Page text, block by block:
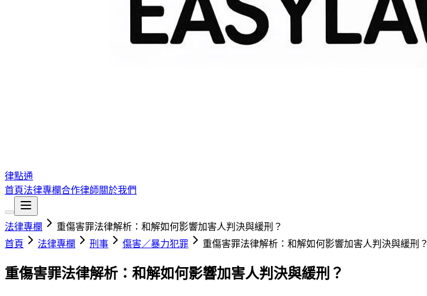
律點通
首頁法律專欄合作律師關於我們
法律專欄
重傷害罪法律解析：和解如何影響加害人判決與緩刑？
首頁
法律專欄 刑事 傷害／暴力犯罪 重傷害罪法律解析：和解如何影響加害人判決與緩刑？
重傷害罪法律解析：和解如何影響加害人判決與緩刑？